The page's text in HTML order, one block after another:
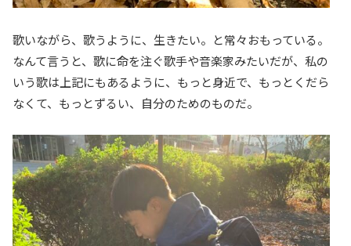
歌いながら、歌うように、生きたい。と常々おもっている。
なんて言うと、歌に命を注ぐ歌手や音楽家みたいだが、私の
いう歌は上記にもあるように、もっと身近で、もっとくだら
なくて、もっとずるい、自分のためのものだ。